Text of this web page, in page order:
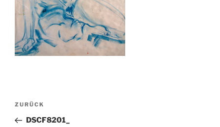
Beitragsnavigation
Vorheriger
Beitrag
ZURÜCK
DSCF8201_